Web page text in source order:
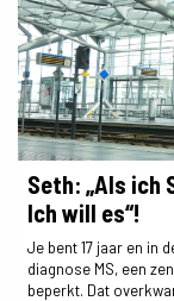
Seth: „Als
Ich will es“!
Je bent 17 jaar en in
diagnose MS, een
beperkt. Dat